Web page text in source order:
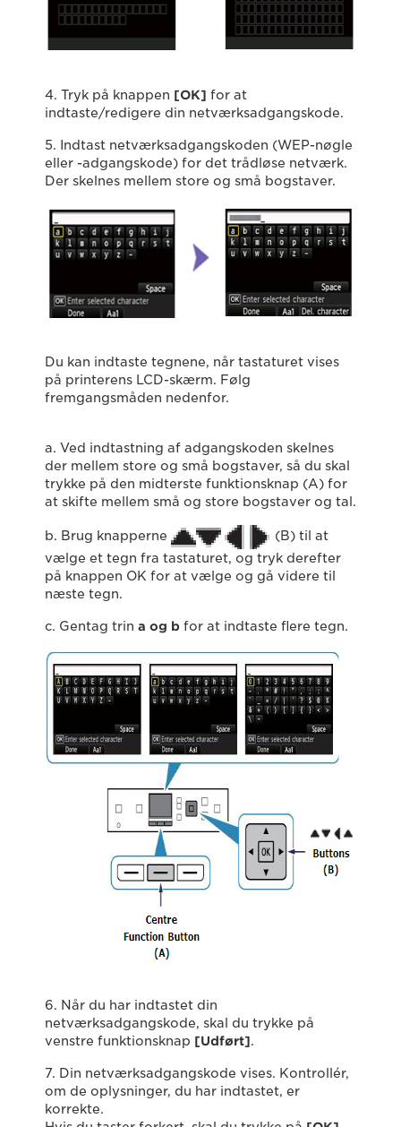
4. Tryk på knappen [OK] for at
indtaste/redigere din netværksadgangskode.
5. Indtast netværksadgangskoden (WEP-nøgle
eller -adgangskode) for det trådløse netværk.
Der skelnes mellem store og små bogstaver.
Du kan indtaste tegnene, når tastaturet vises
på printerens LCD-skærm. Følg
fremgangsmåden nedenfor.
a. Ved indtastning af adgangskoden skelnes
der mellem store og små bogstaver, så du skal
trykke på den midterste funktionsknap (A) for
at skifte mellem små og store bogstaver og tal.
b. Brug knapperne
(B) til at
vælge et tegn fra tastaturet, og tryk derefter
på knappen OK for at vælge og gå videre til
næste tegn.
c. Gentag trin a og b for at indtaste flere tegn.
6. Når du har indtastet din
netværksadgangskode, skal du trykke på
venstre funktionsknap [Udført].
7. Din netværksadgangskode vises. Kontrollér,
om de oplysninger, du har indtastet, er
korrekte.